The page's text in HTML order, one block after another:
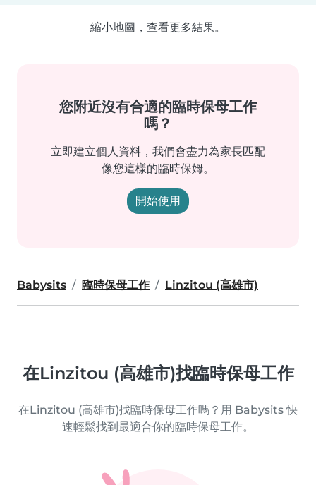
縮小地圖，查看更多結果。
您附近沒有合適的臨時保母工作
嗎？
立即建立個人資料，我們會盡力為家長匹配
像您這樣的臨時保姆。
開始使用
Babysits 臨時保母工作 Linzitou (高雄市)
在Linzitou (高雄市)找臨時保母工作
在Linzitou (高雄市)找臨時保母工作嗎？用 Babysits 快
速輕鬆找到最適合你的臨時保母工作。